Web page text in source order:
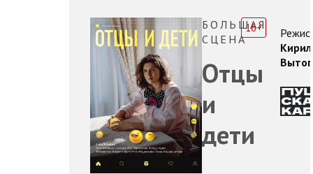
БОЛЬШАЯ
СЦЕНА
Отцы
и
дети
16+